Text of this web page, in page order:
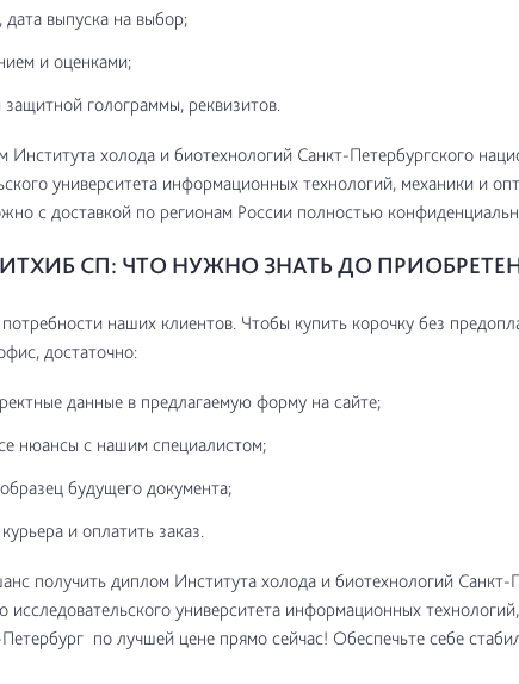
дата выпуска на выбор;
и оценками;
голограммы, реквизитов.
Института холода и биотехнологий Санкт-Петербургского
университета информационных технологий, механики и
с доставкой по регионам России полностью
СП: ЧТО НУЖНО ЗНАТЬ ДО
наших клиентов. Чтобы купить корочку без
достаточно:
данные в предлагаемую форму на сайте;
нюансы с нашим специалистом;
будущего документа;
и оплатить заказ.
получить диплом Института холода и биотехнологий Санкт-
исследовательского университета информационных
по лучшей цене прямо сейчас! Обеспечьте себе